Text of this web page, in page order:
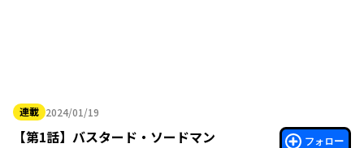
連載 2024/01/19
2024年01月19日
【第1話】 バスタード・ソードマン フォロー